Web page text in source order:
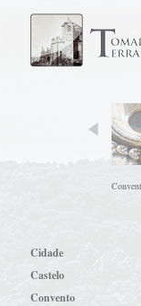
Cidade
Castelo
Convento